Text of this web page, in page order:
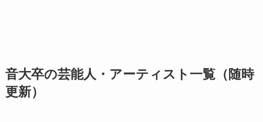
音大卒の芸能人・アーティスト一覧（随時
更新）